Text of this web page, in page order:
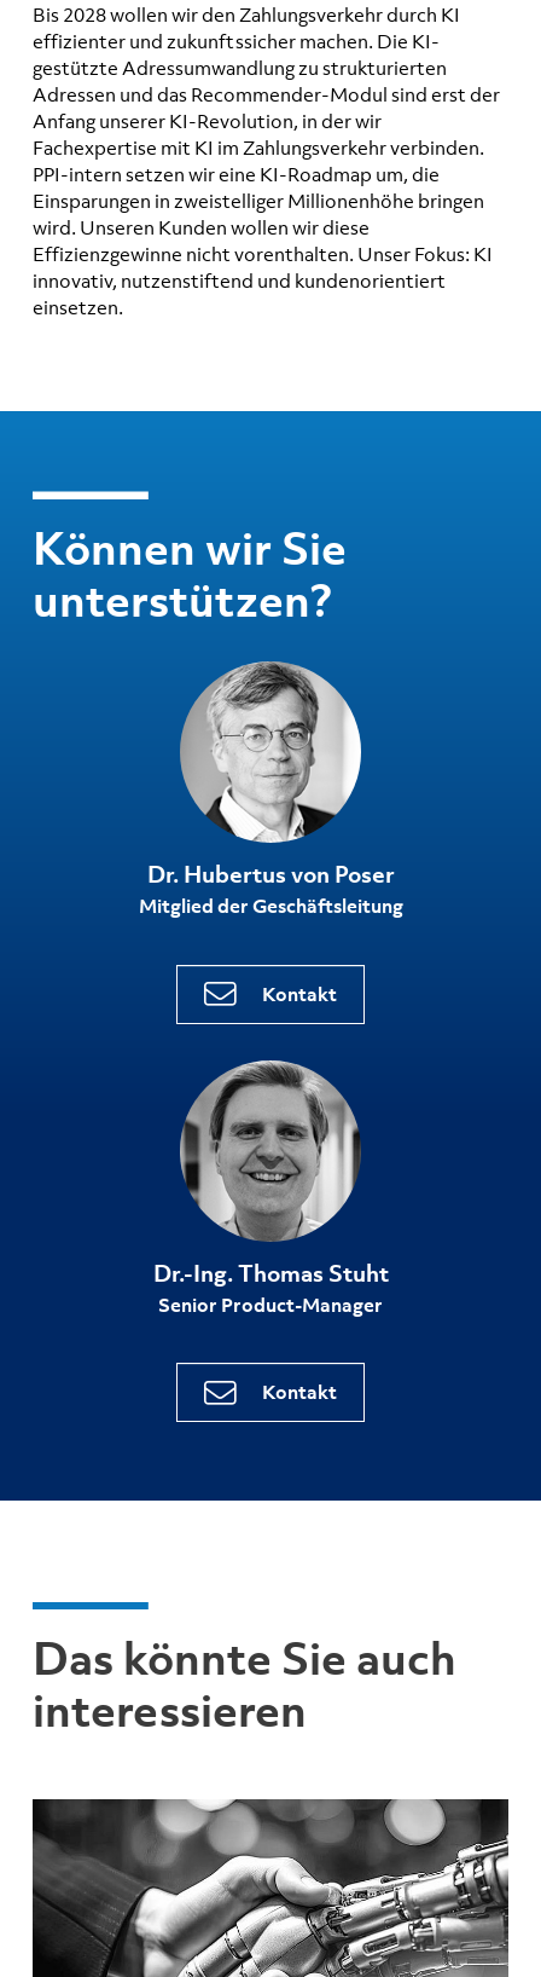
Bis 2028 wollen wir den Zahlungsverkehr durch KI
effizienter und zukunftssicher machen. Die KI-
gestützte Adressumwandlung zu strukturierten
Adressen und das Recommender-Modul sind erst der
Anfang unserer KI-Revolution, in der wir
Fachexpertise mit KI im Zahlungsverkehr verbinden.
PPI-intern setzen wir eine KI-Roadmap um, die
Einsparungen in zweistelliger Millionenhöhe bringen
wird. Unseren Kunden wollen wir diese
Effizienzgewinne nicht vorenthalten. Unser Fokus: KI
innovativ, nutzenstiftend und kundenorientiert
einsetzen.
Können wir Sie
unterstützen?
Dr. Hubertus von Poser
Mitglied der Geschäftsleitung
Kontakt
Dr.-Ing. Thomas Stuht
Senior Product-Manager
Kontakt
Das könnte Sie auch
interessieren